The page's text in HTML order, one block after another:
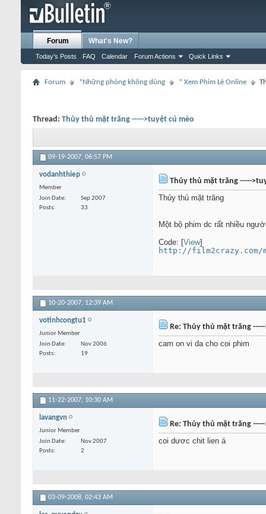
Forum
Today's Posts FAQ Calendar Forum Actions Quick Links
What's New?
Forum *Những phòng không dùng * Xem Phim Lẻ Online
Thread: Thủy thủ mặt trăng ----->tuyệt cú mèo
09-19-2007, 06:57 PM
vodanhthiep
Member
Join Date
Sep 2007
Posts
33
Thủy thủ mặt trăng -----
Thủy thủ mặt trăng
Một bộ phim dc rất nhiều
Code: [View]
http://film2crazy.com/
10-20-2007, 12:39 AM
votinhcongtu1
Junior Member
Join Date
Nov 2006
Posts
19
Re: Thủy thủ mặt trăng
cam on vi da cho coi phim
11-22-2007, 10:30 AM
lavangvn
Junior Member
Join Date
Nov 2007
Posts
2
Re: Thủy thủ mặt trăng
coi dươc chit lien á
03-09-2008, 02:43 AM